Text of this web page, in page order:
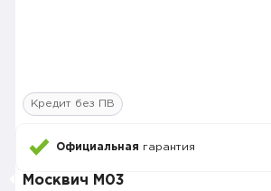
Кредит без ПВ
Официальная гарантия
Москвич M03